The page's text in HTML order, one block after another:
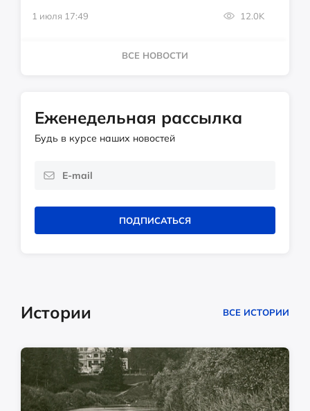
1 июля 17:49 12.0K
ВСЕ НОВОСТИ
Еженедельная рассылка
Будь в курсе наших новостей
ПОДПИСАТЬСЯ
Истории ВСЕ ИСТОРИИ